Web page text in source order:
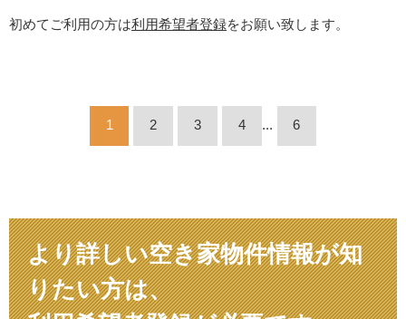
初めてご利用の方は利用希望者登録をお願い致します。
1 2 3 4 ... 6
より詳しい空き家物件情報が知
りたい方は、